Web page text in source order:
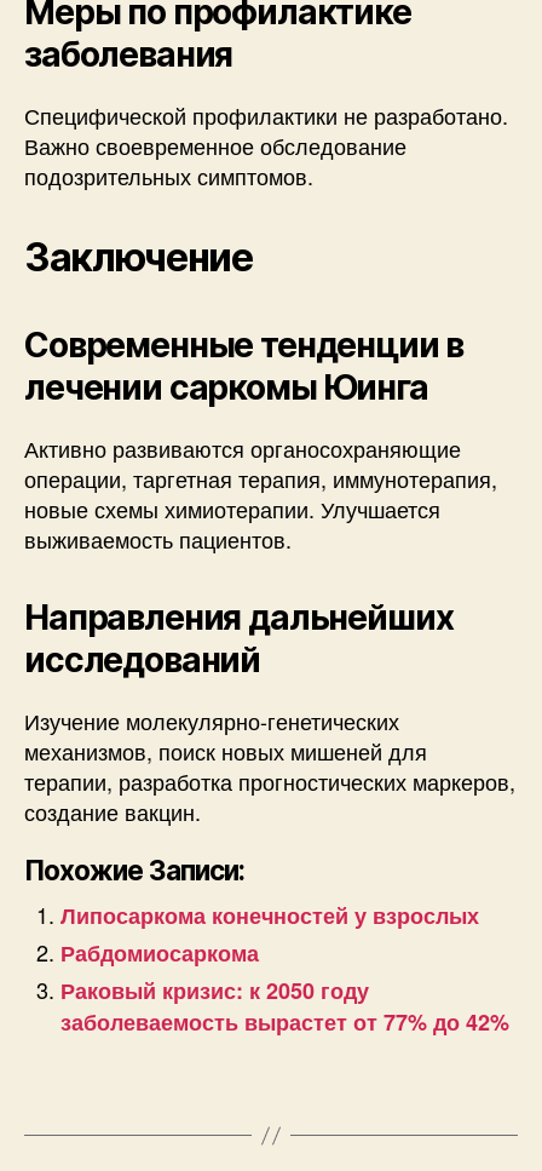
Меры по профилактике
заболевания
Специфической профилактики не разработано.
Важно своевременное обследование
подозрительных симптомов.
Заключение
Современные тенденции в
лечении саркомы Юинга
Активно развиваются органосохраняющие
операции, таргетная терапия, иммунотерапия,
новые схемы химиотерапии. Улучшается
выживаемость пациентов.
Направления дальнейших
исследований
Изучение молекулярно-генетических
механизмов, поиск новых мишеней для
терапии, разработка прогностических маркеров,
создание вакцин.
Похожие Записи:
Липосаркома конечностей у взрослых
Рабдомиосаркома
Раковый кризис: к 2050 году
заболеваемость вырастет от 77% до 42%